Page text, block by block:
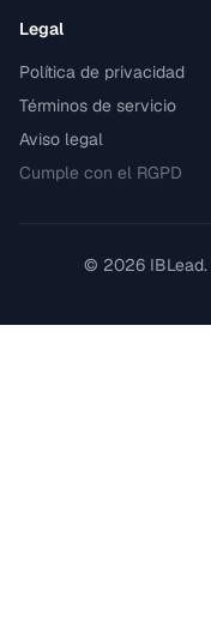
Legal
Política de privacidad
Términos de servicio
Aviso legal
Cumple con el RGPD
© 2026IBLead.